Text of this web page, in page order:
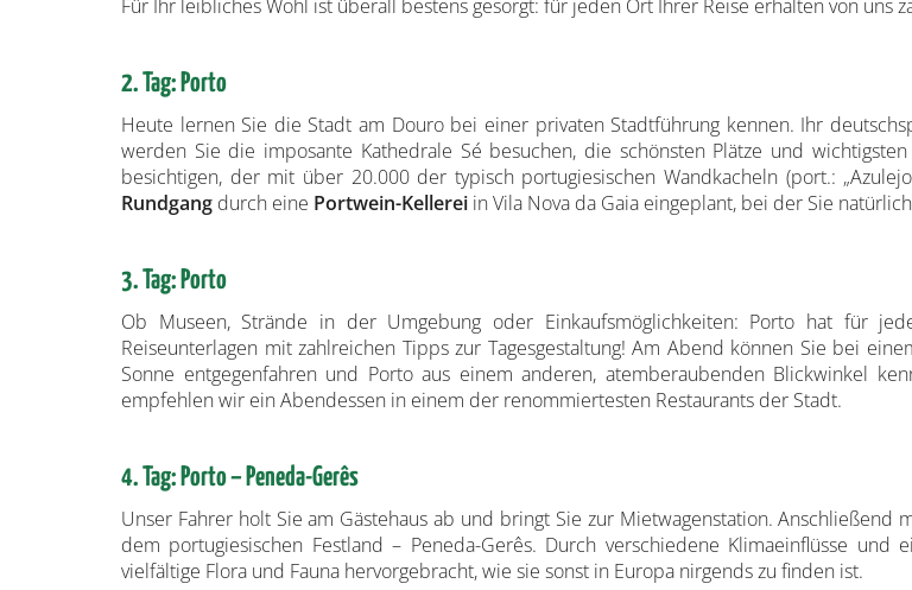
Für Ihr leibliches Wohl ist überall bestens gesorgt: für jeden Ort Ihrer Reise erhalten von uns
2. Tag: Porto
Heute lernen Sie die Stadt am Douro bei einer privaten Stadtführung kennen. Ihr
werden Sie die imposante Kathedrale Sé besuchen, die schönsten Plätze und
besichtigen, der mit über 20.000 der typisch portugiesischen Wandkacheln (port.:
Rundgang durch eine Portwein-Kellerei in Vila Nova da Gaia eingeplant, bei der Sie
3. Tag: Porto
Ob Museen, Strände in der Umgebung oder Einkaufsmöglichkeiten: Porto hat für
Reiseunterlagen mit zahlreichen Tipps zur Tagesgestaltung! Am Abend können Sie bei
Sonne entgegenfahren und Porto aus einem anderen, atemberaubenden Blickwinkel
empfehlen wir ein Abendessen in einem der renommiertesten Restaurants der Stadt.
4. Tag: Porto – Peneda-Gerês
Unser Fahrer holt Sie am Gästehaus ab und bringt Sie zur Mietwagenstation. Anschließend
dem portugiesischen Festland – Peneda-Gerês. Durch verschiedene Klimaeinflüsse und
vielfältige Flora und Fauna hervorgebracht, wie sie sonst in Europa nirgends zu finden ist.